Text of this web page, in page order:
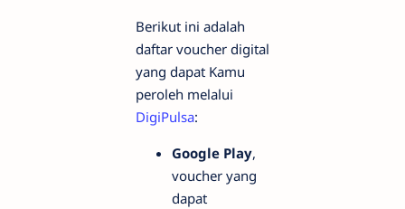
Berikut ini adalah
daftar voucher digital
yang dapat Kamu
peroleh melalui
DigiPulsa:
Google Play,
voucher yang
dapat